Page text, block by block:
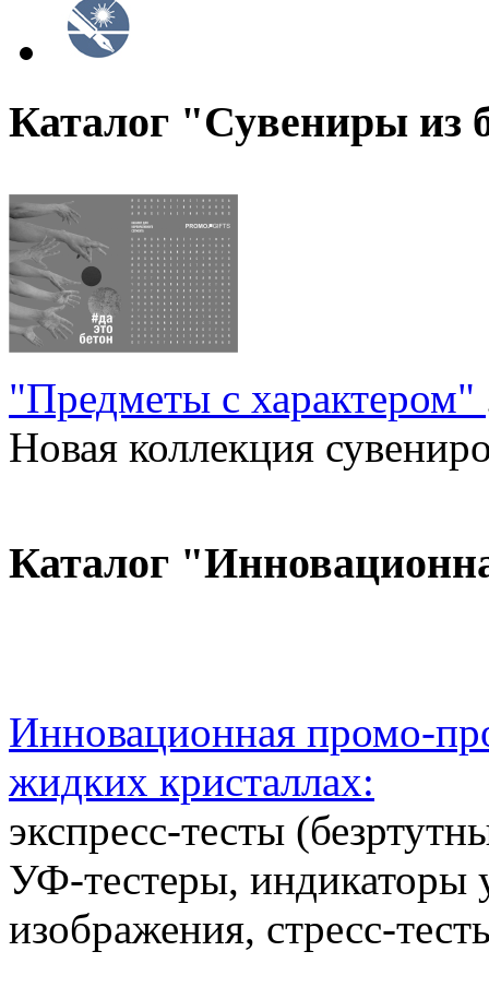
Каталог "Сувениры из
"Предметы с характером"
Новая коллекция
Каталог
Инновационная промо-
жидких кристаллах:
экспресс-тесты
УФ-тестеры, индикаторы
изображения, стресс-